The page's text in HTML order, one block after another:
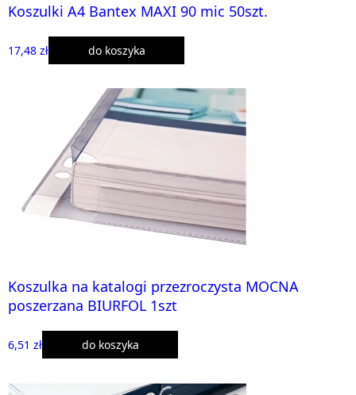
Koszulki A4 Bantex MAXI 90 mic 50szt.
17,48 zł do koszyka
Koszulka na katalogi przezroczysta MOCNA
poszerzana BIURFOL 1szt
6,51 zł do koszyka